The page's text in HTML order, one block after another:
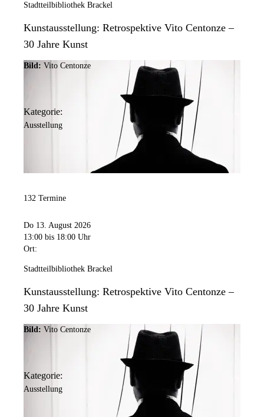
Stadtteilbibliothek Brackel
Kunstausstellung: Retrospektive Vito Centonze –
30 Jahre Kunst
Bild: Vito Centonze
Kategorie:
Ausstellung
132 Termine
Do 13. August 2026
13:00 bis 18:00 Uhr
Ort:
Stadtteilbibliothek Brackel
Kunstausstellung: Retrospektive Vito Centonze –
30 Jahre Kunst
Bild: Vito Centonze
Kategorie:
Ausstellung